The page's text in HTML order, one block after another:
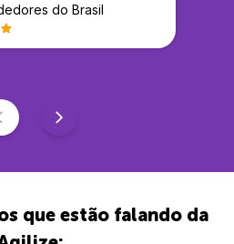
do Brasil
que estão falando da